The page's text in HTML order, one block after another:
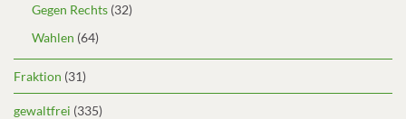
Gegen Rechts (32)
Wahlen (64)
Fraktion (31)
gewaltfrei (335)